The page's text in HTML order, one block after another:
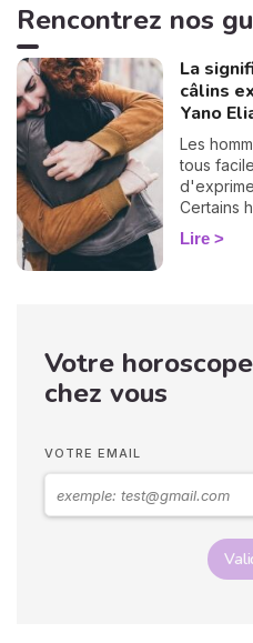
intérieur.
Rencontrez nos
La
câlins
Yano
Les
tous
Certains
habitués
langage
pouvez
Lire
Votre
chez vous
VOTRE EMAIL